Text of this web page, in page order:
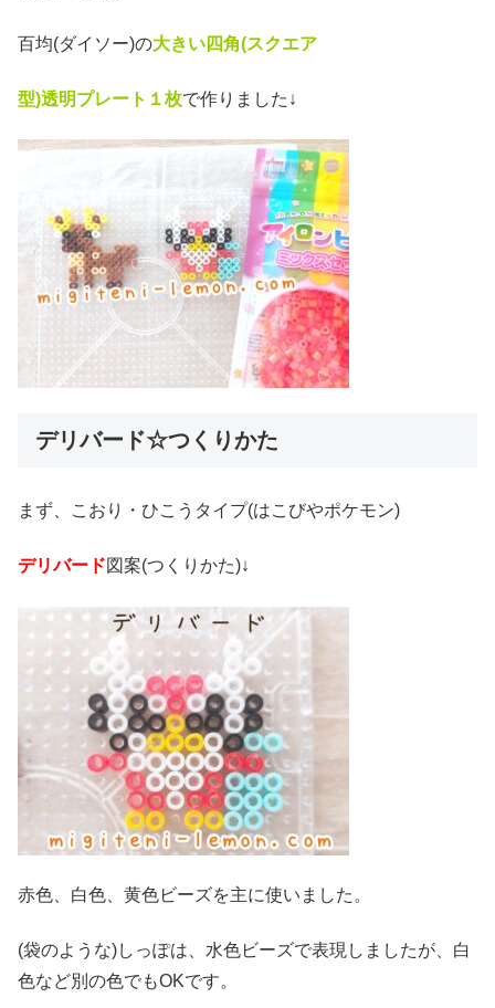
百均(ダイソー)の大きい四角(スクエア
型)透明プレート１枚で作りました↓
デリバード☆つくりかた
まず、こおり・ひこうタイプ(はこびやポケモン)
デリバード図案(つくりかた)↓
赤色、白色、黄色ビーズを主に使いました。
(袋のような)しっぽは、水色ビーズで表現しましたが、白
色など別の色でもOKです。